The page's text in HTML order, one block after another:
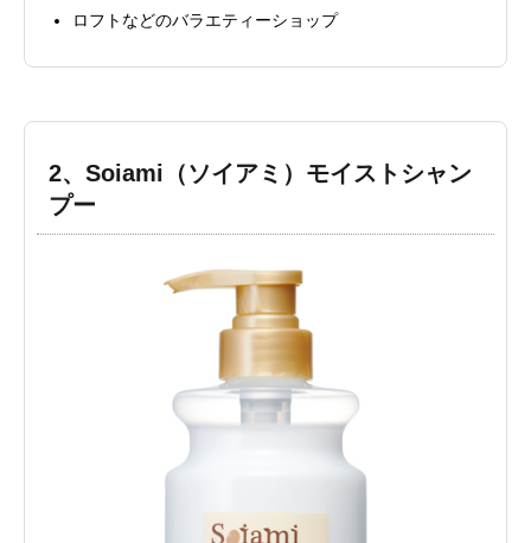
ロフトなどのバラエティーショップ
2、 Soiami（ソイアミ）モイストシャン
プー